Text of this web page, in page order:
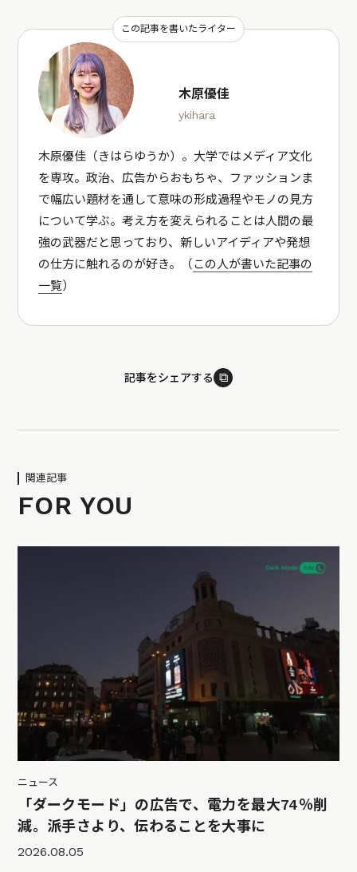
この記事を書いたライター
木原優佳
ykihara
木原優佳（きはらゆうか）。大学ではメディア文化
を専攻。政治、広告からおもちゃ、ファッションま
で幅広い題材を通して意味の形成過程やモノの見方
について学ぶ。考え方を変えられることは人間の最
強の武器だと思っており、新しいアイディアや発想
の仕方に触れるのが好き。（ この人が書いた記事の
一覧）
記事をシェアする ⧉
関連記事
FOR YOU
ニュース
「ダークモード」の広告で、電力を最大74％削
減。派手さより、伝わることを大事に
2026.08.05